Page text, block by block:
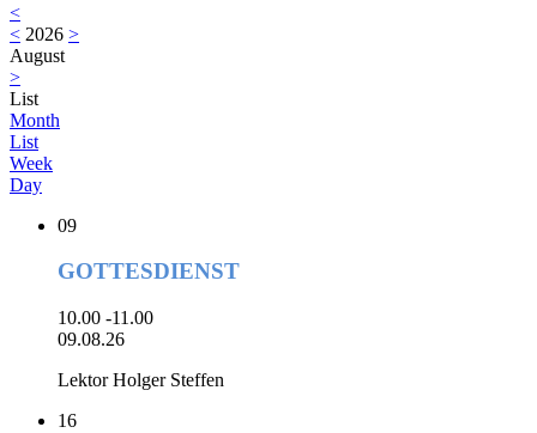
<
< 2026 >
August
>
List
Month
List
Week
Day
09
GOTTESDIENST
10.00 -11.00
09.08.26
Lektor Holger Steffen
16